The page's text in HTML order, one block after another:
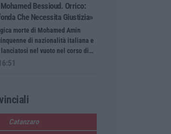
Bessioud. Orrico:
Che Necessita Giustizia»
morte di Mohamed Amin
di nazionalità italiana e
nel vuoto nel corso di…
Catanzaro